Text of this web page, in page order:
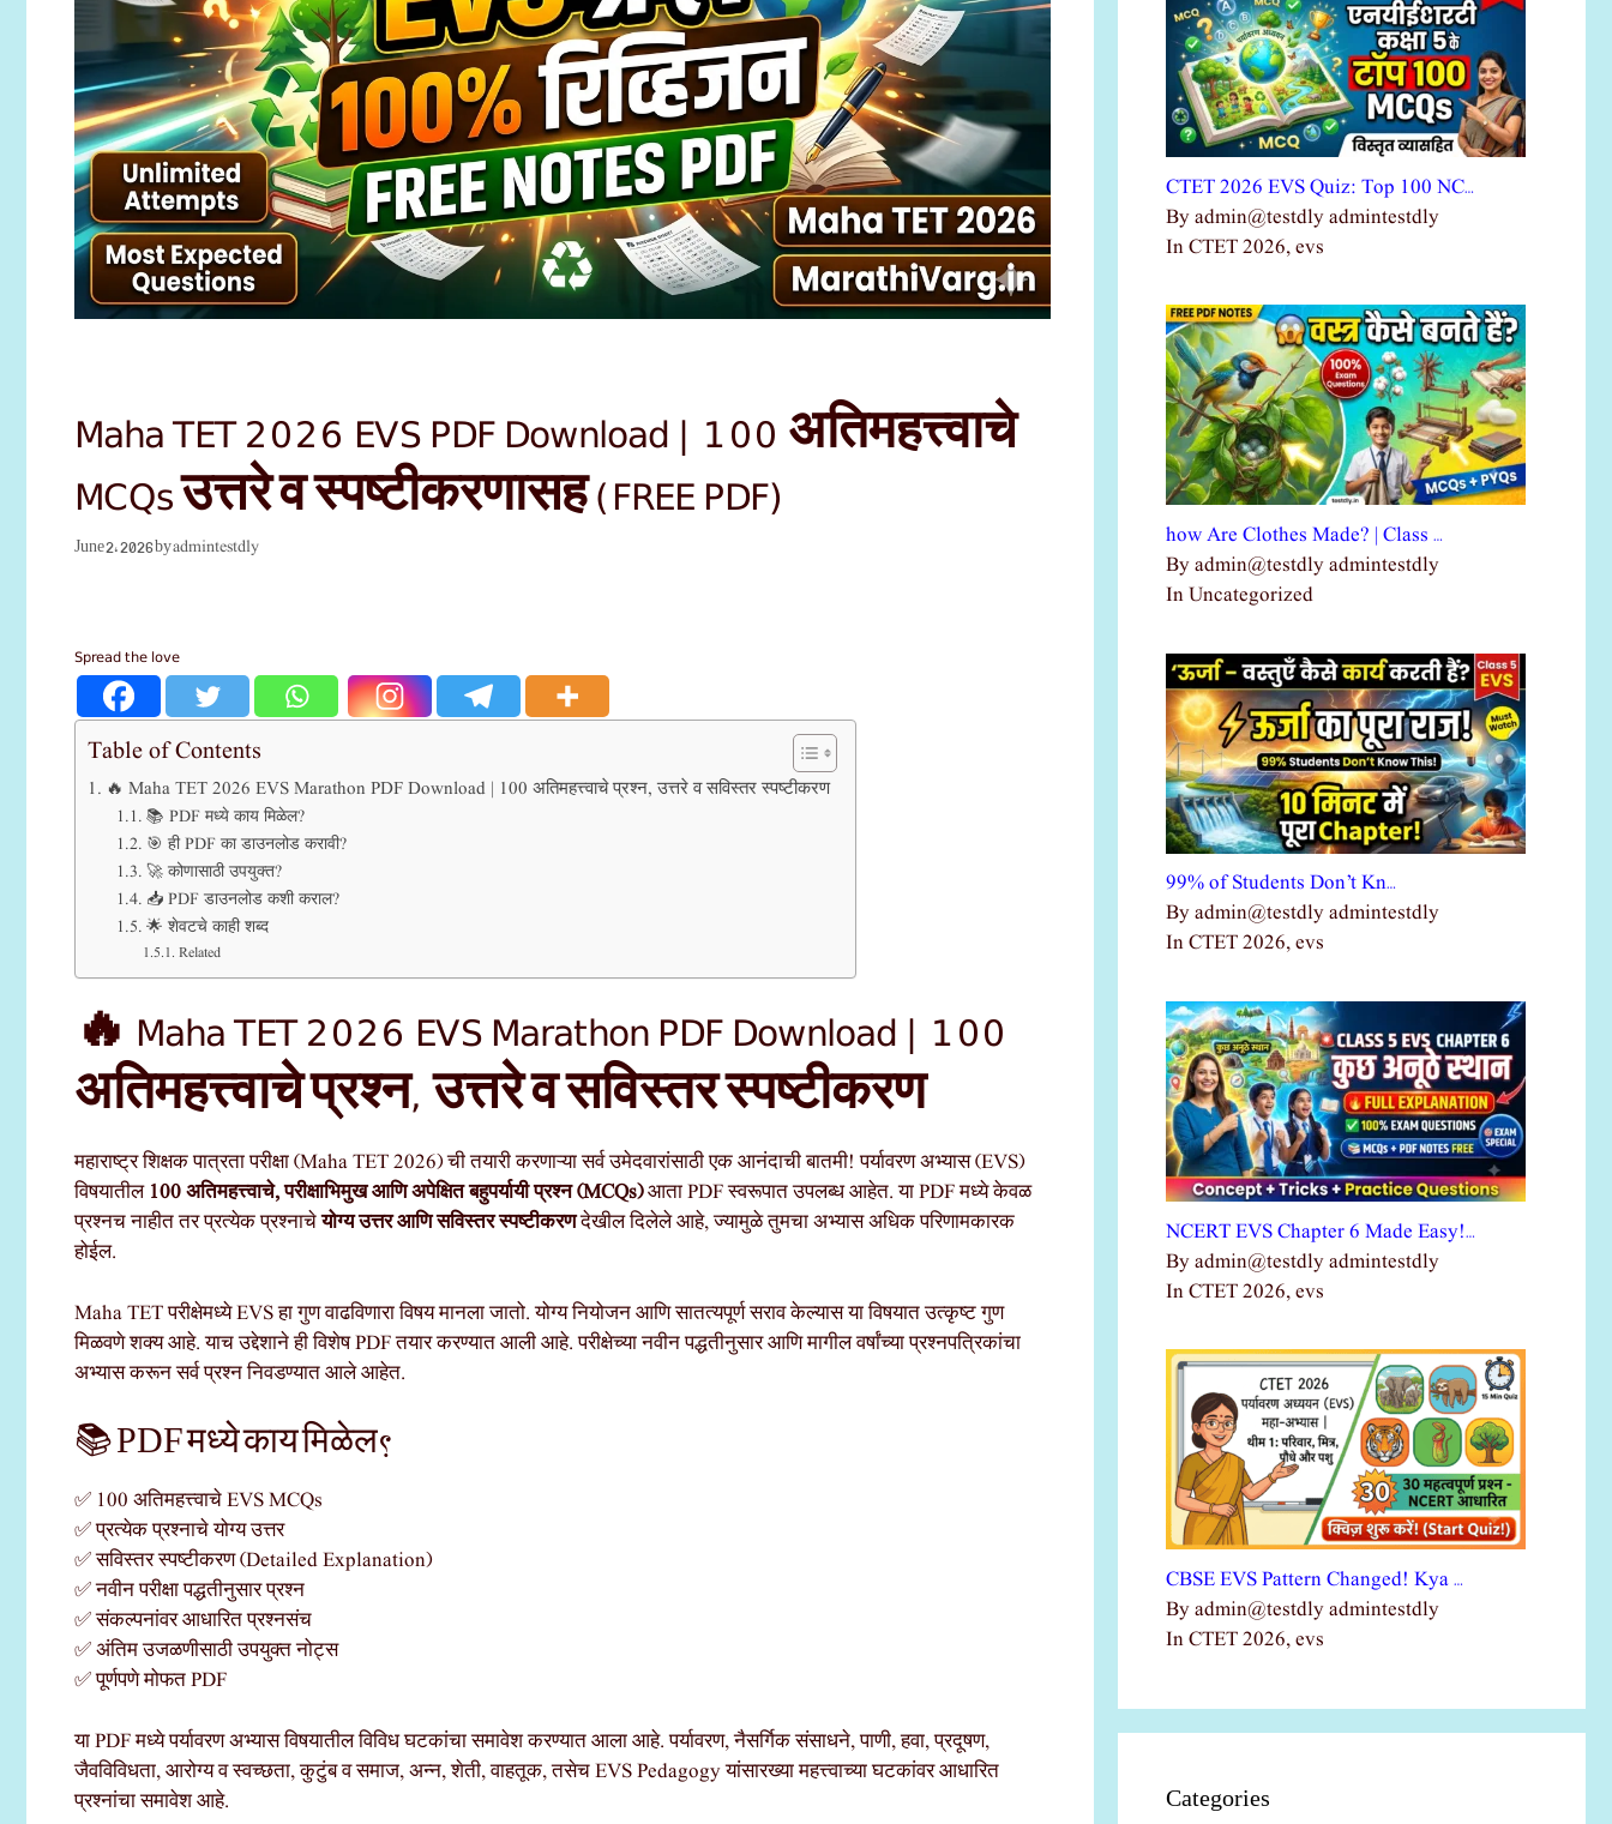
Maha TET 2026 EVS PDF Download | 100 अतिमहत्त्वाचे
MCQs उत्तरे व स्पष्टीकरणासह (FREE PDF)
June 2, 2026 byadmintestdly
Spread the love
Table of Contents
🔥 Maha TET 2026 EVS Marathon PDF Download | 100 अतिमहत्त्वाचे प्रश्न, उत्तरे व सविस्तर स्पष्टीकरण
📚 PDF मध्ये काय मिळेल?
🎯 ही PDF का डाउनलोड करावी?
🚀 कोणासाठी उपयुक्त?
📥 PDF डाउनलोड कशी कराल?
🌟 शेवटचे काही शब्द
Related
🔥 Maha TET 2026 EVS Marathon PDF Download | 100
अतिमहत्त्वाचे प्रश्न, उत्तरे व सविस्तर स्पष्टीकरण
महाराष्ट्र शिक्षक पात्रता परीक्षा (Maha TET 2026) ची तयारी करणाऱ्या सर्व उमेदवारांसाठी एक आनंदाची बातमी! पर्यावरण अभ्यास (EVS)
विषयातील 100 अतिमहत्त्वाचे, परीक्षाभिमुख आणि अपेक्षित बहुपर्यायी प्रश्न (MCQs)आता PDF स्वरूपात उपलब्ध आहेत. या PDF मध्ये केवळ
प्रश्नच नाहीत तर प्रत्येक प्रश्नाचेयोग्य उत्तर आणि सविस्तर स्पष्टीकरणदेखील दिलेले आहे, ज्यामुळे तुमचा अभ्यास अधिक परिणामकारक
होईल.
Maha TET परीक्षेमध्ये EVS हा गुण वाढविणारा विषय मानला जातो. योग्य नियोजन आणि सातत्यपूर्ण सराव केल्यास या विषयात उत्कृष्ट गुण
मिळवणे शक्य आहे. याच उद्देशाने ही विशेष PDF तयार करण्यात आली आहे. परीक्षेच्या नवीन पद्धतीनुसार आणि मागील वर्षांच्या प्रश्नपत्रिकांचा
अभ्यास करून सर्व प्रश्न निवडण्यात आले आहेत.
📚 PDF मध्ये काय मिळेल?
✅ 100 अतिमहत्त्वाचे EVS MCQs
✅ प्रत्येक प्रश्नाचे योग्य उत्तर
✅ सविस्तर स्पष्टीकरण (Detailed Explanation)
✅ नवीन परीक्षा पद्धतीनुसार प्रश्न
✅ संकल्पनांवर आधारित प्रश्नसंच
✅ अंतिम उजळणीसाठी उपयुक्त नोट्स
✅ पूर्णपणे मोफत PDF
या PDF मध्ये पर्यावरण अभ्यास विषयातील विविध घटकांचा समावेश करण्यात आला आहे. पर्यावरण, नैसर्गिक संसाधने, पाणी, हवा, प्रदूषण,
जैवविविधता, आरोग्य व स्वच्छता, कुटुंब व समाज, अन्न, शेती, वाहतूक, तसेच EVS Pedagogy यांसारख्या महत्त्वाच्या घटकांवर आधारित
प्रश्नांचा समावेश आहे.
CTET 2026 EVS Quiz: Top 100 NC…
By admin@testdly admintestdly
In CTET 2026, evs
how Are Clothes Made? | Class …
By admin@testdly admintestdly
In Uncategorized
99% of Students Don’t Kn…
By admin@testdly admintestdly
In CTET 2026, evs
NCERT EVS Chapter 6 Made Easy!…
By admin@testdly admintestdly
In CTET 2026, evs
CBSE EVS Pattern Changed! Kya …
By admin@testdly admintestdly
In CTET 2026, evs
Categories